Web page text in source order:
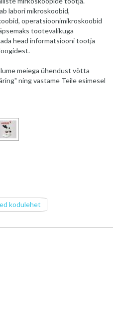
labori mikroskoobid,
operatsioonimikroskoobid
tootevalikuga
head informatsiooni tootja
meiega ühendust võtta
ning vastame Teile esimesel
kodulehet